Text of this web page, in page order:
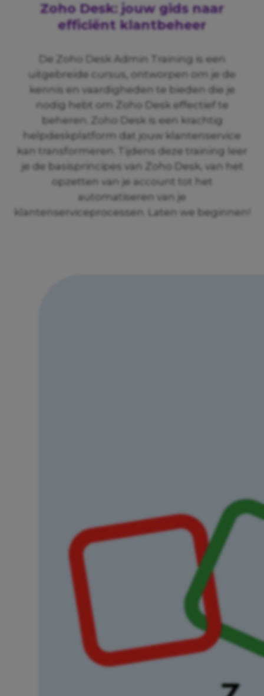
Zoho Desk: jouw gids naar
efficiënt klantbeheer
De Zoho Desk Admin Training is een
uitgebreide cursus, ontworpen om je de
kennis en vaardigheden te bieden die je
nodig hebt om Zoho Desk effectief te
beheren. Zoho Desk is een krachtig
helpdeskplatform dat jouw klantenservice
kan transformeren. Tijdens deze training leer
je de basisprincipes van Zoho Desk, van het
opzetten van je account tot het
automatiseren van je
klantenserviceprocessen. Laten we beginnen!